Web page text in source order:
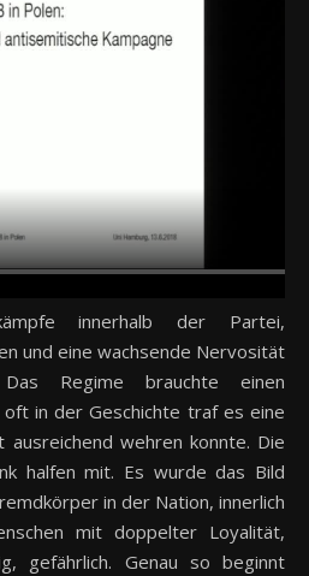
innerhalb der Partei,
und eine wachsende Nervosität
Regime brauchte einen
oft in der Geschichte traf es eine
ausreichend wehren konnte. Die
halfen mit. Es wurde das Bild
in der Nation, innerlich
mit doppelter Loyalität,
gefährlich. Genau so beginnt